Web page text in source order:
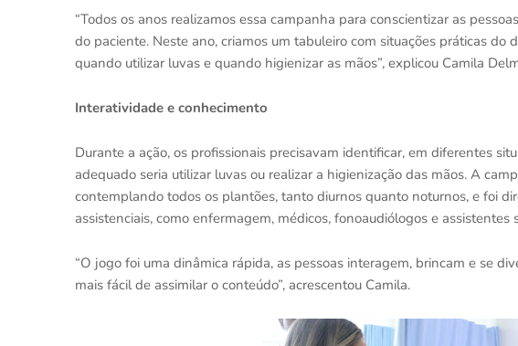
“Todos os anos realizamos essa campanha para conscientizar as
do paciente. Neste ano, criamos um tabuleiro com situações práticas do
quando utilizar luvas e quando higienizar as mãos”, explicou Camila
Interatividade e conhecimento
Durante a ação, os profissionais precisavam identificar, em diferentes
adequado seria utilizar luvas ou realizar a higienização das mãos. A
contemplando todos os plantões, tanto diurnos quanto noturnos, e foi
assistenciais, como enfermagem, médicos, fonoaudiólogos e assistentes
“O jogo foi uma dinâmica rápida, as pessoas interagem, brincam e se
mais fácil de assimilar o conteúdo”, acrescentou Camila.